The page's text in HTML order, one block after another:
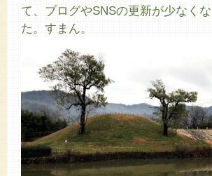
て、ブログやSNSの更新が少なく
た。すまん。